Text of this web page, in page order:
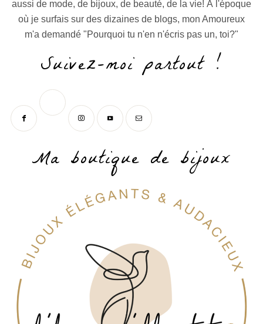
aussi de mode, de bijoux, de beauté, de la vie! À l'époque
où je surfais sur des dizaines de blogs, mon Amoureux
m'a demandé "Pourquoi tu n'en n'écris pas un, toi?"
Suivez-moi partout !
Ma boutique de bijoux